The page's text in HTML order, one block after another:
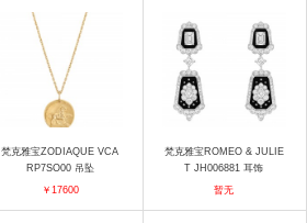
梵克雅宝ZODIAQUE VCA
RP7SO00 吊坠
￥17600
梵克雅宝ROMEO & JULIE
T JH006881 耳饰
暂无